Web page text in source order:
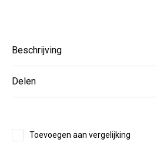
Beschrijving
Delen
Toevoegen aan vergelijking